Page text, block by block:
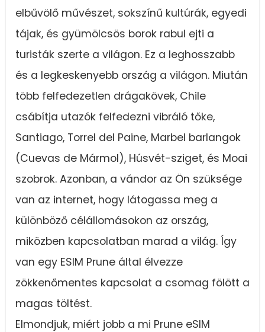
elbűvölő művészet, sokszínű kultúrák, egyedi
tájak, és gyümölcsös borok rabul ejti a
turisták szerte a világon. Ez a leghosszabb
és a legkeskenyebb ország a világon. Miután
több felfedezetlen drágakövek, Chile
csábítja utazók felfedezni vibráló tőke,
Santiago, Torrel del Paine, Marbel barlangok
(Cuevas de Mármol), Húsvét-sziget, és Moai
szobrok. Azonban, a vándor az Ön szüksége
van az internet, hogy látogassa meg a
különböző célállomásokon az ország,
miközben kapcsolatban marad a világ. Így
van egy ESIM Prune által élvezze
zökkenőmentes kapcsolat a csomag fölött a
magas töltést.
Elmondjuk, miért jobb a mi Prune eSIM